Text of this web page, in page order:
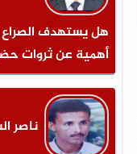
هل يستهدف الصراع
أهمية عن ثروات
ناصر